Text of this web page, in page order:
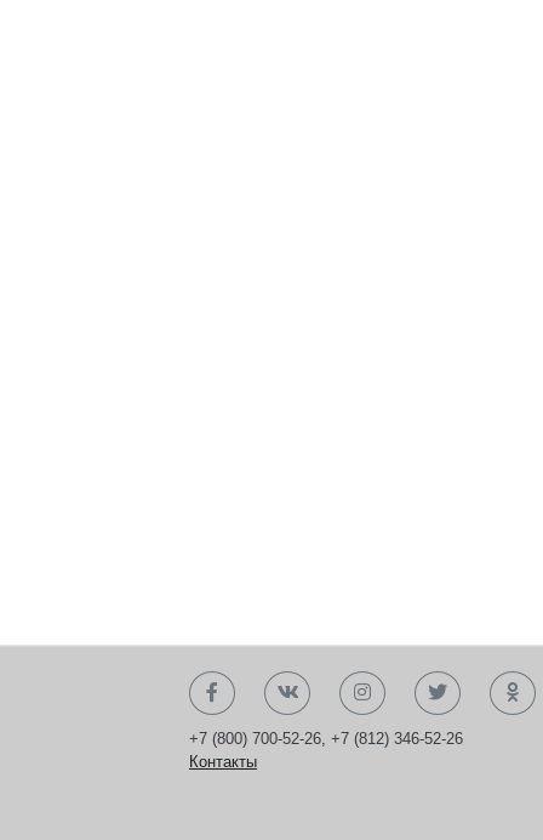
+7 (800) 700-52-26, +7 (812) 346-52-26
Контакты